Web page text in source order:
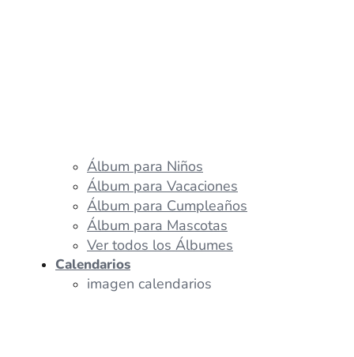
Álbum para Niños
Álbum para Vacaciones
Álbum para Cumpleaños
Álbum para Mascotas
Ver todos los Álbumes
Calendarios
imagen calendarios